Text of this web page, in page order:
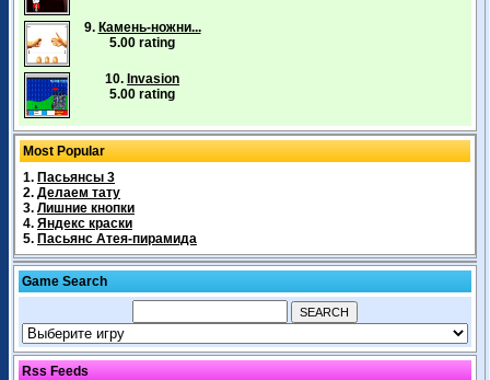
9. Камень-ножни...
5.00 rating
10. Invasion
5.00 rating
Most Popular
1. Пасьянсы 3
2. Делаем тату
3. Лишние кнопки
4. Яндекс краски
5. Пасьянс Атея-пирамида
Game Search
Rss Feeds